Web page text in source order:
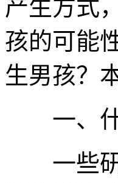
产生方式
孩的可能
生男孩？
一、什
一些研